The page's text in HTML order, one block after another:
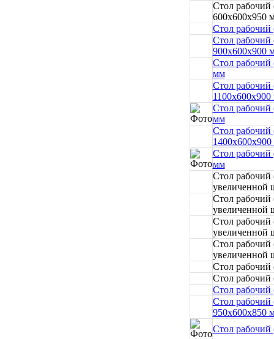
Стол
600x600x950
Стол
Стол
900x600x900
Стол
мм
Стол
Стол
мм
Стол
Стол
мм
Стол
увеличенной
Стол
увеличенной
Стол
увеличенной
Стол
увеличенной
Стол
Стол
Стол
Стол
950x600x850
Стол